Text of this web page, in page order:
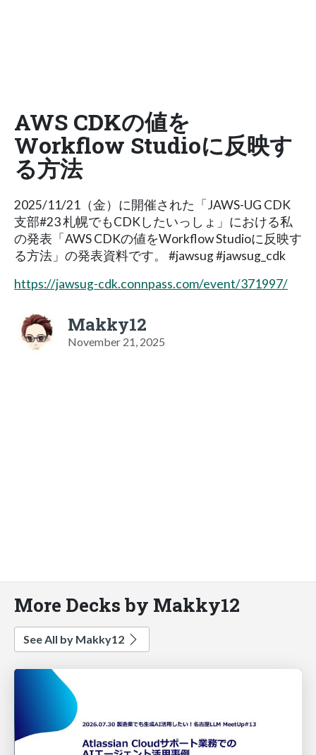
AWS CDKの値を
Workflow Studioに反映す
る方法
2025/11/21（金）に開催された「JAWS-UG CDK
支部#23 札幌でもCDKしたいっしょ」における私
の発表「AWS CDKの値をWorkflow Studioに反映す
る方法」の発表資料です。 #jawsug #jawsug_cdk
https://jawsug-cdk.connpass.com/event/371997/
Makky12
November 21, 2025
More Decks by Makky12
See All by Makky12